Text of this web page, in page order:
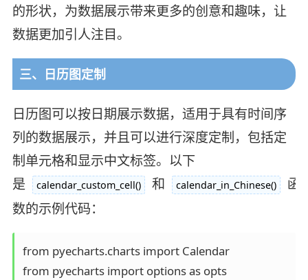
的形状，为数据展示带来更多的创意和趣味，让
数据更加引人注目。
三、日历图定制
日历图可以按日期展示数据，适用于具有时间序
列的数据展示，并且可以进行深度定制，包括定
制单元格和显示中文标签。以下
是
calendar_custom_cell() 和 calendar_in_Chinese()
函
数的示例代码：
from pyecharts.charts import Calendar
from pyecharts import options as opts